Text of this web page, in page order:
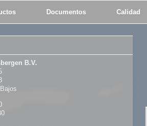
Documentos Calidad
B.V.